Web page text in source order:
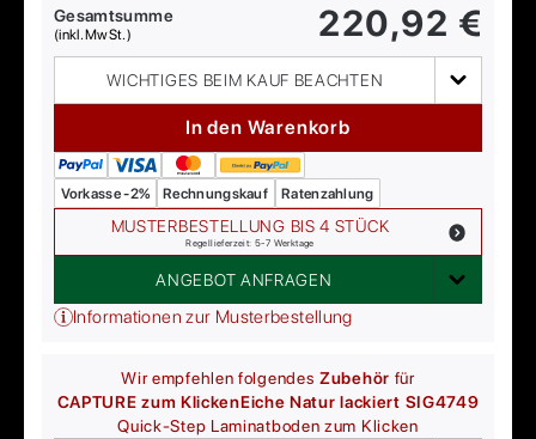
Gesamtsumme
(inkl. MwSt.) 220,92 €
WICHTIGES BEIM KAUF BEACHTEN
In den Warenkorb
Vorkasse -2% Rechnungskauf Ratenzahlung
MUSTERBESTELLUNG BIS 4 STÜCK
Regellieferzeit: 5-7 Werktage
ANGEBOT ANFRAGEN
Informationen zur Musterbestellung
Wir empfehlen folgendesZubehör für
CAPTURE zum KlickenEiche Natur lackiert SIG4749
Quick-Step Laminatboden zum Klicken